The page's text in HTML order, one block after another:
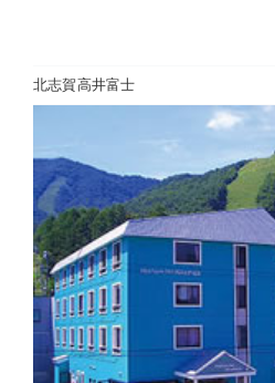
北志賀高井富士